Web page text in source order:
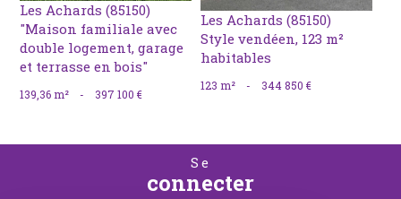
Les Achards (85150)
"Maison familiale avec
double logement, garage
et terrasse en bois"
139,36 m² - 397 100 €
Les Achards (85150)
Style vendéen, 123 m²
habitables
123 m² - 344 850 €
se
connecter